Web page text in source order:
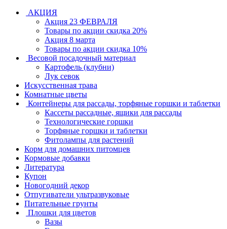
АКЦИЯ
Акция 23 ФЕВРАЛЯ
Товары по акции скидка 20%
Акция 8 марта
Товары по акции скидка 10%
Весовой посадочный материал
Картофель (клубни)
Лук севок
Искусственная трава
Комнатные цветы
Контейнеры для рассады, торфяные горшки и таблетки
Кассеты рассадные, ящики для рассады
Технологические горшки
Торфяные горшки и таблетки
Фитолампы для растений
Корм для домашних питомцев
Кормовые добавки
Литература
Купон
Новогодний декор
Отпугиватели ультразвуковые
Питательные грунты
Плошки для цветов
Вазы